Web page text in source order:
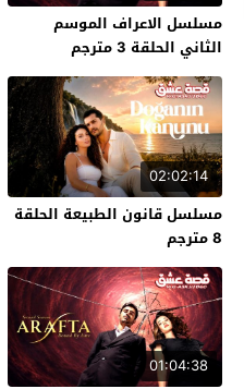
مسلسل الاعراف الموسم
الثاني الحلقة 3 مترجم
02:02:14
مسلسل قانون الطبيعة الحلقة
8 مترجم
01:04:38